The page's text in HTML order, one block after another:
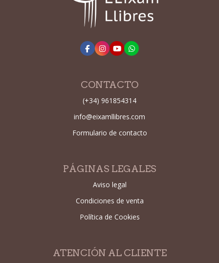
CONTACTO
(+34) 961854314
info@eixamllibres.com
Formulario de contacto
PÁGINAS LEGALES
Aviso legal
Condiciones de venta
Política de Cookies
ATENCIÓN AL CLIENTE